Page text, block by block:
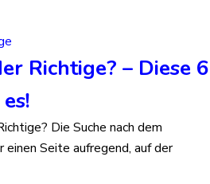
Richtige? – Diese 6
Die Suche nach dem
einen Seite aufregend, auf der